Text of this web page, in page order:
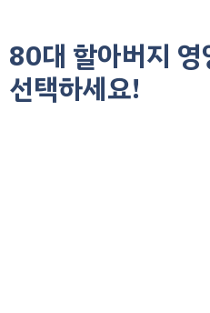
80대 할아버지
선택하세요!